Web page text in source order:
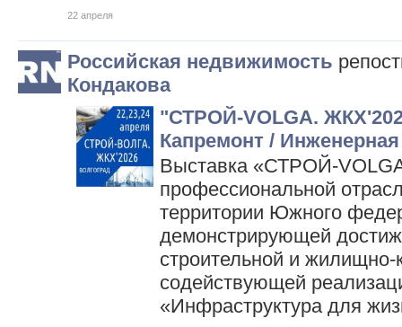
22 апреля
Российская недвижимость
Кондакова
"СТРОЙ-VOLGA.
Капремонт /
Выставка «СТРОЙ-
профессиональной
территории Южного
демонстрирующей
строительной и
содействующей
«Инфраструктура для